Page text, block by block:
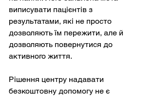
виписувати пацієнтів з
результатами, які не просто
дозволяють їм пережити, але й
дозволяють повернутися до
активного життя.
Рішення центру надавати
безкоштовну допомогу не є